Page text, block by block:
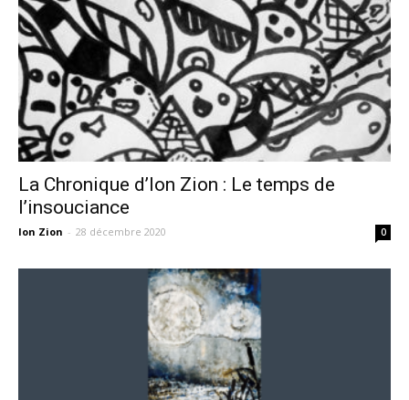
La Chronique d’Ion Zion : Le temps de
l’insouciance
Ion Zion - 28 décembre 2020 0